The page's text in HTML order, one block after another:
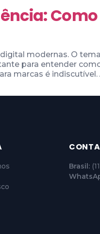
modernas. O
para entender
marcas é
Brasil: